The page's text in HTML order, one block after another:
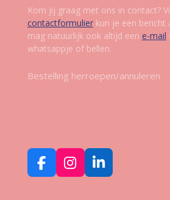
Kom jij graag met ons in contact?
contactformulierkun je een bericht
mag natuurlijk ook altijd een e-mail
whatsappje of bellen.
Bestelling herroepen/annuleren
F
a
I
n
L
i